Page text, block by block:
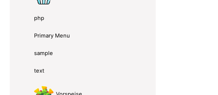
php
Primary Menu
sample
text